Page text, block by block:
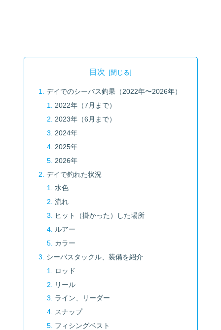
目次
デイでのシーバス釣果（2022年〜2026年）
2022年（7月まで）
2023年（6月まで）
2024年
2025年
2026年
デイで釣れた状況
水色
流れ
ヒット（掛かった）した場所
ルアー
カラー
シーバスタックル、装備を紹介
ロッド
リール
ライン、リーダー
スナップ
フィシングベスト